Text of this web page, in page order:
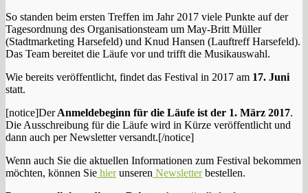
So standen beim ersten Treffen im Jahr 2017 viele Punkte auf der
Tagesordnung des Organisationsteam um May-Britt Müller
(Stadtmarketing Harsefeld) und Knud Hansen (Lauftreff Harsefeld).
Das Team bereitet die Läufe vor und trifft die Musikauswahl.
Wie bereits veröffentlicht, findet das Festival in 2017 am 17. Juni
statt.
[notice]DerAnmeldebeginn für die Läufe ist der 1. März 2017.
Die Ausschreibung für die Läufe wird in Kürze veröffentlicht und
dann auch per Newsletter versandt.[/notice]
Wenn auch Sie die aktuellen Informationen zum Festival bekommen
möchten, können Sie hierunseren Newsletterbestellen.